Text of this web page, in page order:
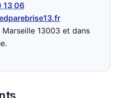
13 06
13003 et dans